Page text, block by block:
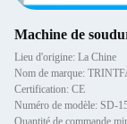
Machine de
Lieu d'origine: La Chine
Nom de marque:
Certification: CE
Numéro de modèle: SD-
Quantité de commande